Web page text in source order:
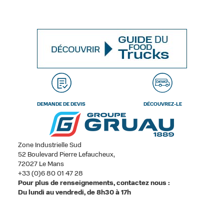
DEMANDE DE DEVIS DÉCOUVREZ-LE
Zone Industrielle Sud
52 Boulevard Pierre Lefaucheux,
72027 Le Mans
+33 (0)6 80 01 47 28
Pour plus de renseignements, contactez nous :
Du lundi au vendredi, de 8h30 à 17h